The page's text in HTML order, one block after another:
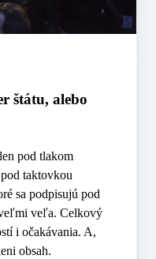
štátu, alebo
pod tlakom
taktovkou
sa podpisujú pod
veľa. Celkový
i očakávania. A,
obsah.